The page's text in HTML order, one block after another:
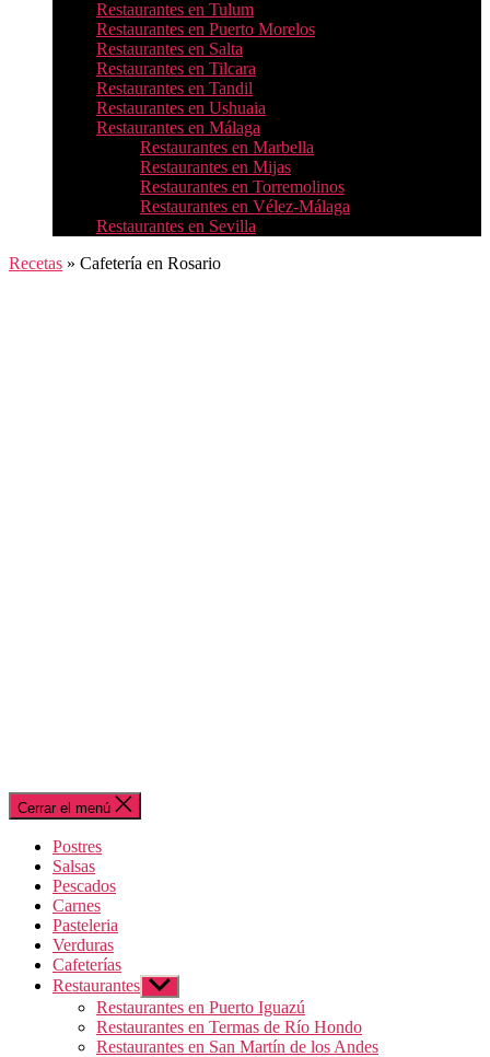
Restaurantes en Tulum
Restaurantes en Puerto Morelos
Restaurantes en Salta
Restaurantes en Tilcara
Restaurantes en Tandil
Restaurantes en Ushuaia
Restaurantes en Málaga
Restaurantes en Marbella
Restaurantes en Mijas
Restaurantes en Torremolinos
Restaurantes en Vélez-Málaga
Restaurantes en Sevilla
Recetas » Cafetería en Rosario
Cerrar el menú
Postres
Salsas
Pescados
Carnes
Pasteleria
Verduras
Cafeterías
Restaurantes Mostrar
el
submenú
Restaurantes en Puerto Iguazú
Restaurantes en Termas de Río Hondo
Restaurantes en San Martín de los Andes